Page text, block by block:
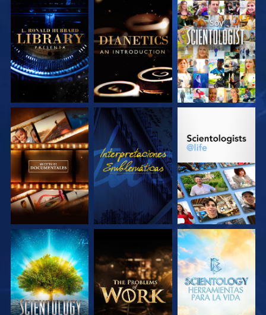
EXPLORA LAS
SERIES
EXPLORA LAS
SERIES
VE
EXPLORA LAS
SERIES
VE
EXPLORA LAS
EXPLORA LAS
SERIES
EXPLORA LAS
SERIES
EXPLORA LAS
SERIES